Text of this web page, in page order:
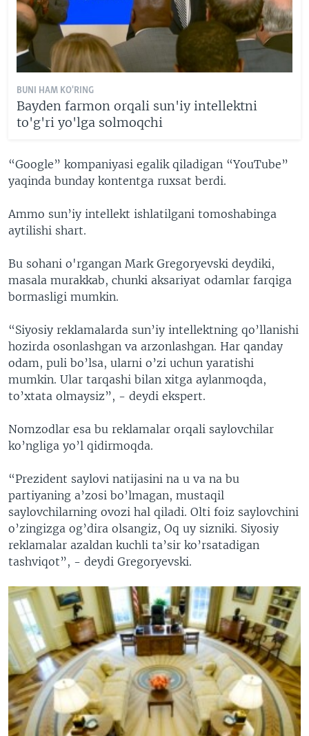
BUNI HAM KO'RING
Bayden farmon orqali sun'iy intellektni
to'g'ri yo'lga solmoqchi
“Google” kompaniyasi egalik qiladigan “YouTube”
yaqinda bunday kontentga ruxsat berdi.
Ammo sun’iy intellekt ishlatilgani tomoshabinga
aytilishi shart.
Bu sohani o'rgangan Mark Gregoryevski deydiki,
masala murakkab, chunki aksariyat odamlar farqiga
bormasligi mumkin.
“Siyosiy reklamalarda sun’iy intellektning qo’llanishi
hozirda osonlashgan va arzonlashgan. Har qanday
odam, puli bo’lsa, ularni o’zi uchun yaratishi
mumkin. Ular tarqashi bilan xitga aylanmoqda,
to’xtata olmaysiz”, - deydi ekspert.
Nomzodlar esa bu reklamalar orqali saylovchilar
ko’ngliga yo’l qidirmoqda.
“Prezident saylovi natijasini na u va na bu
partiyaning a’zosi bo’lmagan, mustaqil
saylovchilarning ovozi hal qiladi. Olti foiz saylovchini
o’zingizga og’dira olsangiz, Oq uy sizniki. Siyosiy
reklamalar azaldan kuchli ta’sir ko’rsatadigan
tashviqot”, - deydi Gregoryevski.